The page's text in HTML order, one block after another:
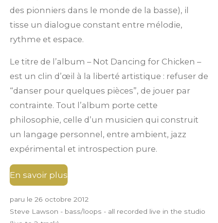
des pionniers dans le monde de la basse), il
tisse un dialogue constant entre mélodie,
rythme et espace.
Le titre de l’album – Not Dancing for Chicken –
est un clin d’œil à la liberté artistique : refuser de
“danser pour quelques pièces”, de jouer par
contrainte. Tout l’album porte cette
philosophie, celle d’un musicien qui construit
un langage personnel, entre ambient, jazz
expérimental et introspection pure.
En savoir plus
paru le 26 octobre 2012
Steve Lawson - bass/loops - all recorded live in the studio